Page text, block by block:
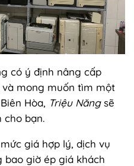
có ý định nâng cấp
mong muốn tìm một
Hòa, Triệu Năngsẽ
cho bạn.
giá hợp lý, dịch vụ
giờ ép giá khách